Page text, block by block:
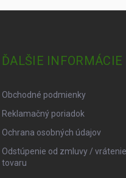
ĎALŠIE INFORMÁCIE
Obchodné podmienky
Reklamačný poriadok
Ochrana osobných údajov
Odstúpenie od zmluvy / vrátenie
tovaru